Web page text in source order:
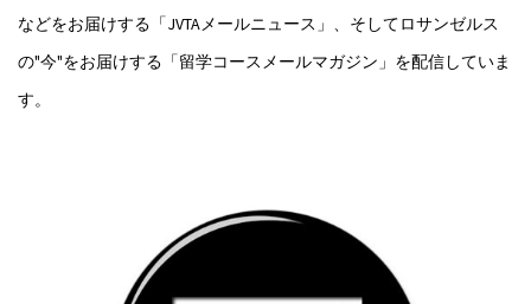
などをお届けする「JVTAメールニュース」、そしてロサンゼルス
の"今"をお届けする「留学コースメールマガジン」を配信していま
す。